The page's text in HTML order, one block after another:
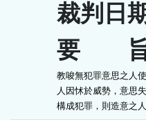
裁判日
要 旨
教唆無犯罪意思之人
人因怵於威勢，意思
構成犯罪，則造意之